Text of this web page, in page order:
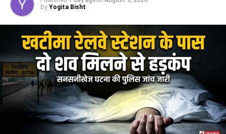
पर होने की बात कही, जबकि सहायक अभियंता पवन उप्रेती ने फील्ड में
व्यस्त होने का हवाला दिया।
इस रवैये को लेकर स्थानीय लोगों में भारी नाराज़गी है और विद्युत विभाग की
कार्यशैली पर सवाल उठ रहे हैं।
#Khateemaaccident #Highvoltagewire
#Schoolbusmishap # Electricshock #Powerlinedanger
RELATED TOPICS: ELECTRIC SHOCK
HIGH VOLTAGE WIRE
KHATEEMA ACCIDENT
POWER LINE DANGER
SCHOOL BUS MISHAP
By Yogita Bisht